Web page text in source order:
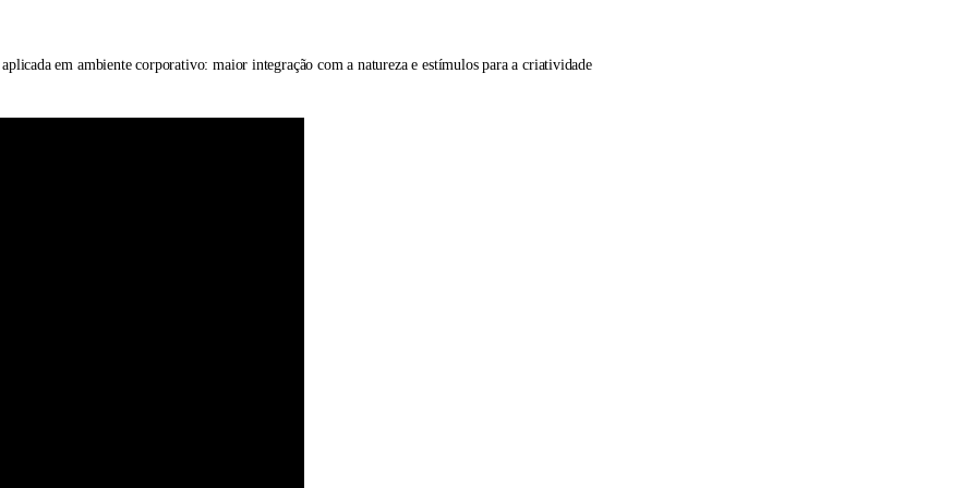
em ambiente corporativo: maior integração com a natureza e estímulos para a criatividade